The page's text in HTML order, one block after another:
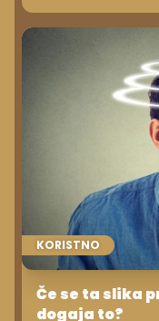
KORISTNO
Če se ta slika
dogaja to?